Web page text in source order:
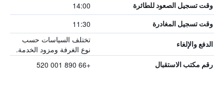
وقت تسجيل الصعود للطائرة 14:00
وقت تسجيل المغادرة 11:30
الدفع والإلغاء
تختلف السياسات حسب
نوع الغرفة ومزود الخدمة.
رقم مكتب الاستقبال +66 890 001 520